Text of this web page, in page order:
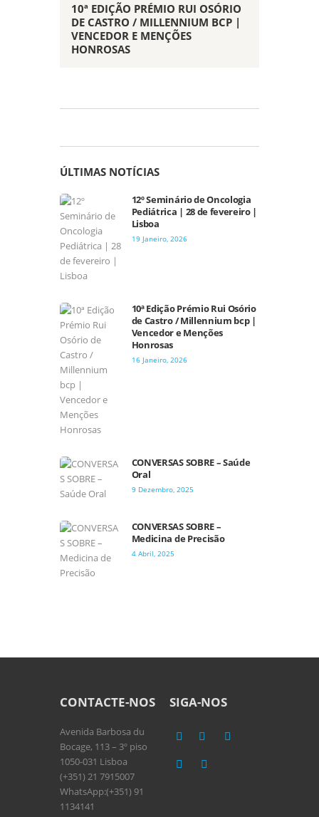
10ª EDIÇÃO PRÉMIO RUI OSÓRIO
DE CASTRO / MILLENNIUM BCP |
VENCEDOR E MENÇÕES
HONROSAS
ÚLTIMAS NOTÍCIAS
12º Seminário de Oncologia
Pediátrica | 28 de fevereiro |
Lisboa
19 Janeiro, 2026
10ª Edição Prémio Rui Osório
de Castro / Millennium bcp |
Vencedor e Menções
Honrosas
16 Janeiro, 2026
CONVERSAS SOBRE – Saúde
Oral
9 Dezembro, 2025
CONVERSAS SOBRE –
Medicina de Precisão
4 Abril, 2025
CONTACTE-NOS
Avenida Barbosa du
Bocage, 113 – 3º piso
1050-031 Lisboa
(+351) 21 7915007
WhatsApp:(+351) 91
1134141
SIGA-NOS